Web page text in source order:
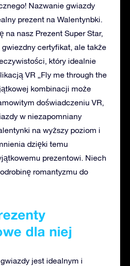
Nazwanie gwiazdy
prezent na Walentynbki.
na nasz Prezent Super Star,
certyfikat, ale także
który idealnie
VR „Fly me through the
kombinacji może
doświadczeniu VR,
w niezapomniany
na wyższy poziom i
dzięki temu
prezentowi. Niech
romantyzmu do
dla niej
jest idealnym i